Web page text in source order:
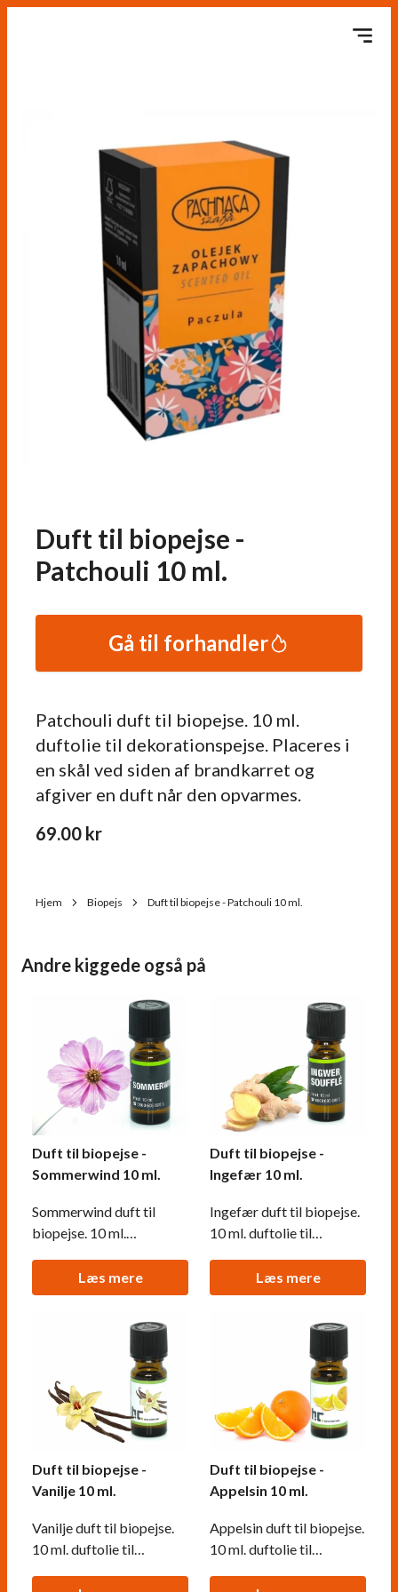
Duft til biopejse -
Patchouli 10 ml.
Patchouli duft til biopejse. 10 ml.
duftolie til dekorationspejse. Placeres i
en skål ved siden af brandkarret og
afgiver en duft når den opvarmes.
69.00 kr
Gå til forhandler
Hjem Biopejs Duft til biopejse - Patchouli 10 ml.
Andre kiggede også på
Duft til biopejse -
Sommerwind 10 ml.
Sommerwind duft til
biopejse. 10 ml.
dekorationspejse, der
brænder på bioethanol.
Læs mere
Duft til biopejse -
Ingefær 10 ml.
Ingefær duft til biopejse.
10 ml. duftolie til
Placeres i en skål ved
siden af brandkarret og
Læs mere
Duft til biopejse -
Vanilje 10 ml.
Vanilje duft til biopejse.
10 ml. duftolie til
Duft til biopejse -
Appelsin 10 ml.
Appelsin duft til biopejse.
10 ml. duftolie til